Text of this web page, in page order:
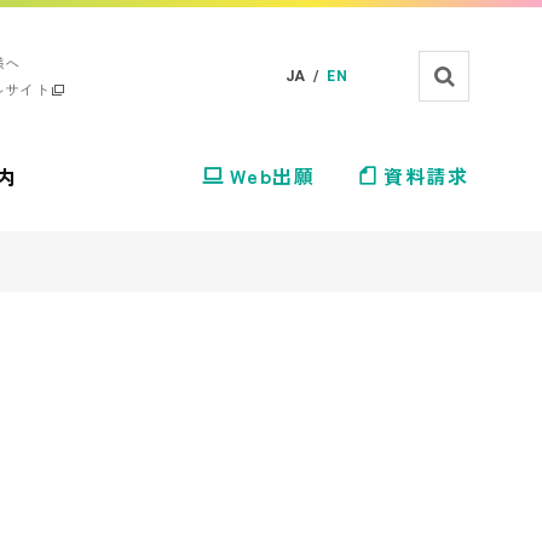
イト
JA / EN
Web出願 資料請求